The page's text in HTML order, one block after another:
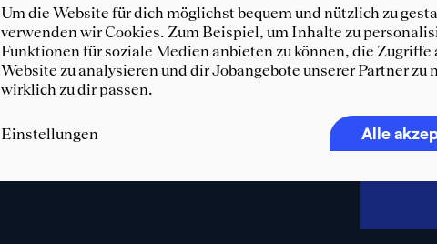
und
Um die Website für dich möglichst bequem und nützlich zu
verwenden wir Cookies. Zum Beispiel, um Inhalte zu
Funktionen für soziale Medien anbieten zu können, die Zugriffe
Website zu analysieren und dir Jobangebote unserer Partner zu
wirklich zu dir passen.
Einstellungen Alle